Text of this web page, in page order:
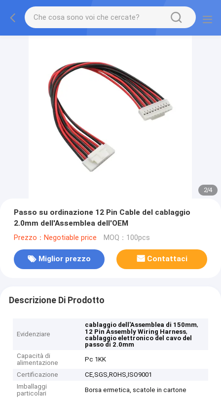
2/4
Passo su ordinazione 12 Pin Cable del cablaggio
2.0mm dell'Assemblea dell'OEM
Prezzo：Negotiable price MOQ：100pcs
Miglior prezzo Contattaci
Descrizione Di Prodotto
Evidenziare
cablaggio dell'Assemblea di 150mm,
12 Pin Assembly Wiring Harness,
cablaggio elettronico del cavo del
passo di 2.0mm
Capacità di
alimentazione
Pc 1KK
Certificazione
CE,SGS,ROHS,ISO9001
Imballaggi
particolari
Borsa ermetica, scatole in cartone